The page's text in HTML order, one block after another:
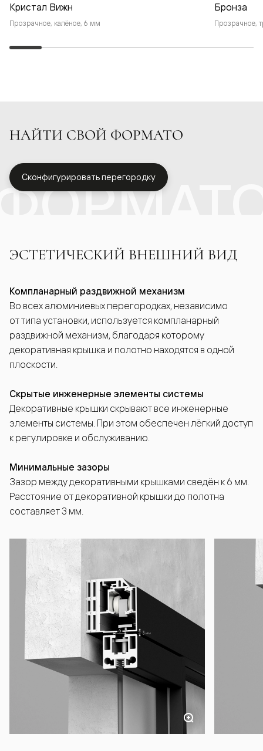
Кристал Вижн
Прозрачное, калёное, 6 мм
Бронза
Прозрачное,
НАЙТИ СВОЙ ФОРМАТО
Сконфигурировать перегородку
ЭСТЕТИЧЕСКИЙ ВНЕШНИЙ ВИД
Компланарный раздвижной механизм
Во всех алюминиевых перегородках, независимо
от типа установки, используется компланарный
раздвижной механизм, благодаря которому
декоративная крышка и полотно находятся в одной
плоскости.
Скрытые инженерные элементы системы
Декоративные крышки скрывают все инженерные
элементы системы. При этом обеспечен лёгкий доступ
к регулировке и обслуживанию.
Минимальные зазоры
Зазор между декоративными крышками сведён к 6 мм.
Расстояние от декоративной крышки до полотна
составляет 3 мм.